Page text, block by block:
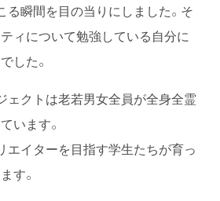
る瞬間を目の当りにしました。そ
ィについて勉強している自分に
した。
ェクトは老若男女全員が全身全霊
います。
エイターを目指す学生たちが育っ
す。